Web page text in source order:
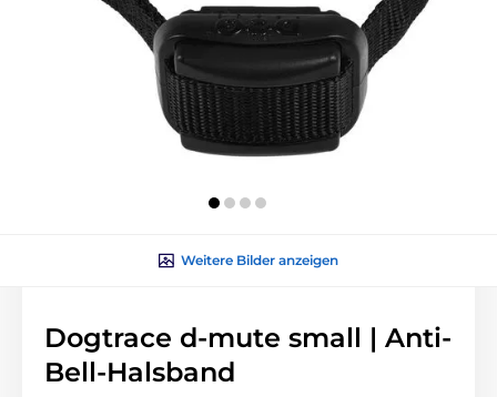
Weitere Bilder anzeigen
Dogtrace d-mute small | Anti-
Bell-Halsband